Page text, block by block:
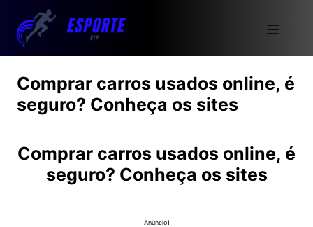
Comprar carros usados online, é
seguro? Conheça os sites
Comprar carros usados online, é
seguro? Conheça os sites
Anúncio1